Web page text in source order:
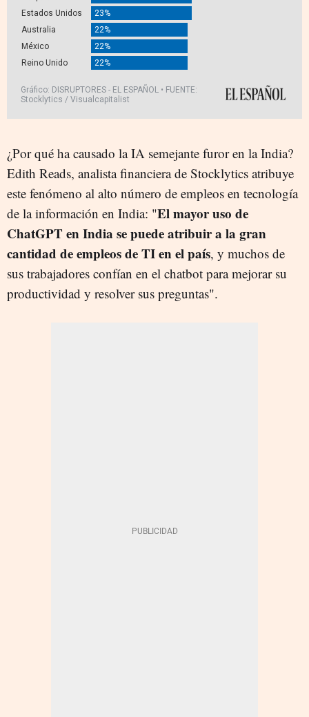
¿Por qué ha causado la IA semejante furor en la India?
Edith Reads, analista financiera de Stocklytics atribuye
este fenómeno al alto número de empleos en tecnología
de la información en India: "El mayor uso de
ChatGPT en India se puede atribuir a la gran
cantidad de empleos de TI en el país, y muchos de
sus trabajadores confían en el chatbot para mejorar su
productividad y resolver sus preguntas".